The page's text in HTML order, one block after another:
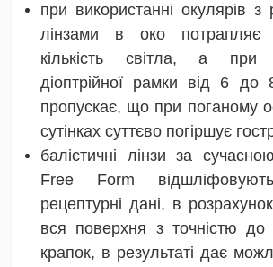
при використанні окулярів з
лінзами в око потрапляє
кількість світла, а при
діоптрійної рамки від 6 до
пропускає, що при поганому
сутінках суттєво погіршує
балістичні лінзи за
Free Form
рецептурні дані, в
вся поверхня з точністю до
крапок, в результаті дає